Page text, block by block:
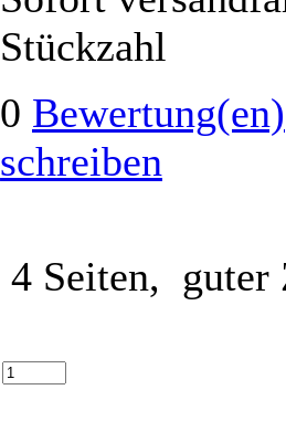
Stückzahl
0 Bewertung(en)
schreiben
4 Seiten,